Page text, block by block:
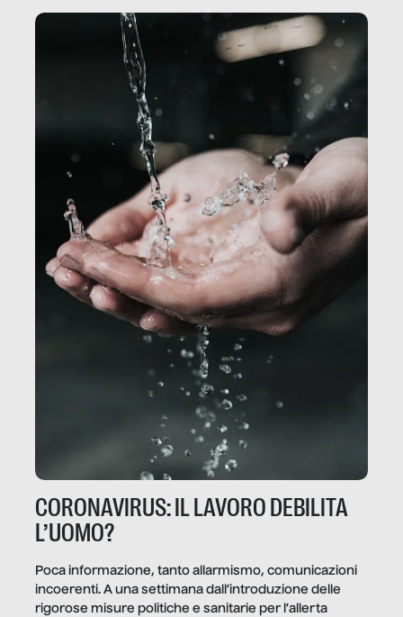
CORONAVIRUS: IL LAVORO DEBILITA
L’UOMO?
Poca informazione, tanto allarmismo, comunicazioni
incoerenti. A una settimana dall’introduzione delle
rigorose misure politiche e sanitarie per l’allerta